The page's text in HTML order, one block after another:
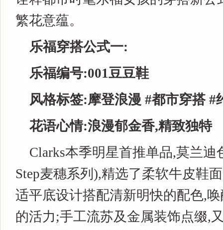
繁花意蕴。
乐福穿搭公式一:
乐福编号:001豆豆鞋
风格标签:摩登浪漫 #都市穿搭 #
花语心情:浪漫郁金香,精致独特
Clarks本季明星首推单品,莫兰
Step麦穗系列),精选了柔软牛皮鞋
适平底设计搭配清新明快的配色,
的活力;手工流苏及金属装饰点缀,